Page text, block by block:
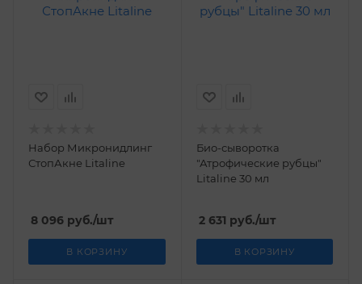
Набор Микронидлинг
СтопАкне Litaline
8 096 руб./шт
В КОРЗИНУ
Био-сыворотка
"Атрофические рубцы"
Litaline 30 мл
2 631 руб./шт
В КОРЗИНУ